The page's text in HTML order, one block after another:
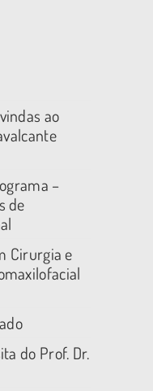
ao
–
de
Cirurgia e
do Prof. Dr.